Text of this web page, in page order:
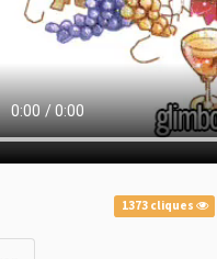
1373 cliques